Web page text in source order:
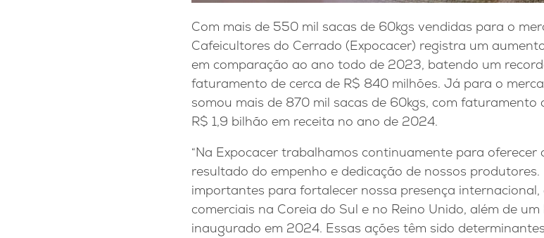
Com mais de 550 mil sacas de 60kgs vendidas para o
Cafeicultores do Cerrado (Expocacer) registra um
em comparação ao ano todo de 2023, batendo um
faturamento de cerca de R$ 840 milhões. Já para o
somou mais de 870 mil sacas de 60kgs, com faturamento
R$ 1,9 bilhão em receita no ano de 2024.
“Na Expocacer trabalhamos continuamente para oferecer
resultado do empenho e dedicação de nossos
importantes para fortalecer nossa presença
comerciais na Coreia do Sul e no Reino Unido, além de
inaugurado em 2024. Essas ações têm sido